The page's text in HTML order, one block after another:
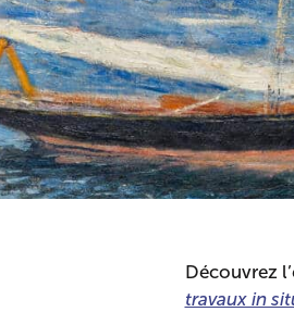
Découvrez
travaux in